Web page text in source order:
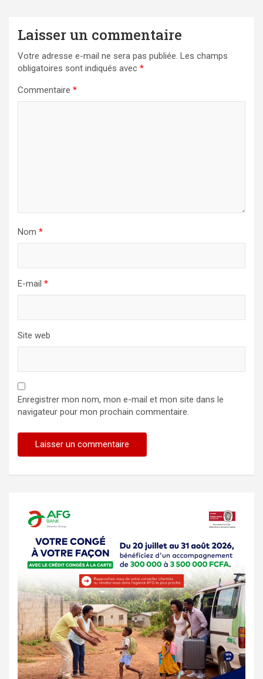
Laisser un commentaire
Votre adresse e-mail ne sera pas publiée. Les champs
obligatoires sont indiqués avec *
Commentaire *
Nom *
E-mail *
Site web
Enregistrer mon nom, mon e-mail et mon site dans le
navigateur pour mon prochain commentaire.